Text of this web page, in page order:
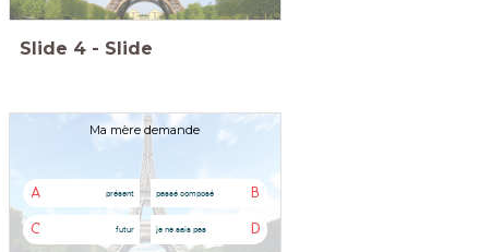
Slide 4 - Slide
Ma mère demande
A présent B
passé composé
C futur D
je ne sais pas